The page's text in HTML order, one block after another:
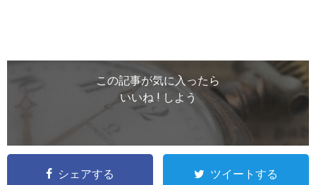
この記事が気に入ったら
いいね ! しよう
シェアする ツイートする